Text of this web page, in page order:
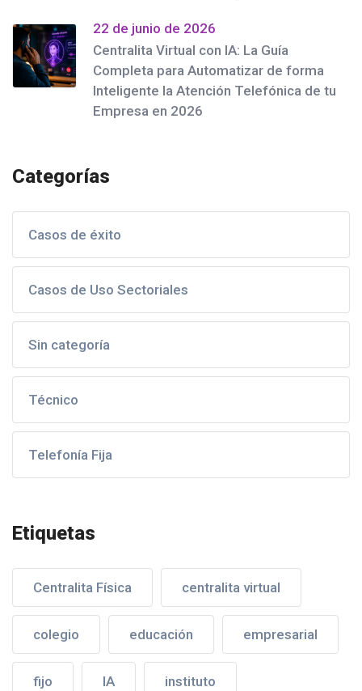
22 de junio de 2026
Centralita Virtual con IA: La Guía
Completa para Automatizar de forma
Inteligente la Atención Telefónica de tu
Empresa en 2026
Categorías
Casos de éxito
Casos de Uso Sectoriales
Sin categoría
Técnico
Telefonía Fija
Etiquetas
Centralita Física centralita virtual
colegio educación empresarial
fijo IA instituto